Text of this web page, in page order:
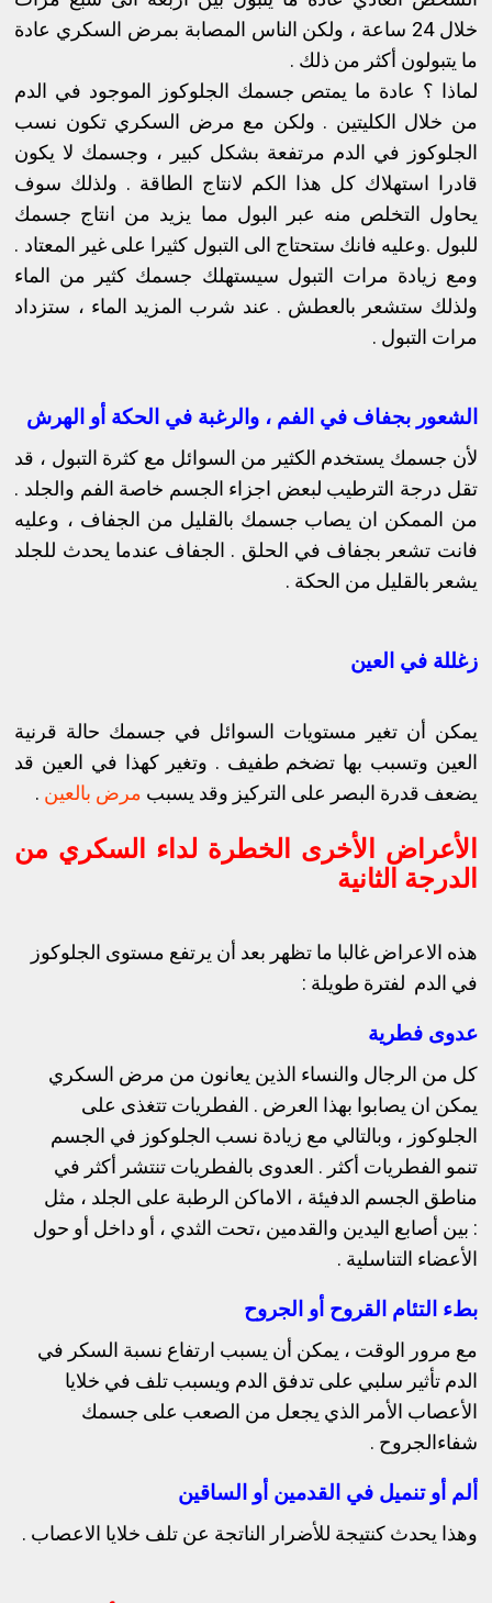
خلال 24 ساعة ، ولكن الناس المصابة بمرض السكري عادة
ما يتبولون أكثر من ذلك .
لماذا ؟ عادة ما يمتص جسمك الجلوكوز الموجود في الدم
من خلال الكليتين . ولكن مع مرض السكري تكون نسب
الجلوكوز في الدم مرتفعة بشكل كبير ، وجسمك لا يكون
قادرا استهلاك كل هذا الكم لانتاج الطاقة . ولذلك سوف
يحاول التخلص منه عبر البول مما يزيد من انتاج جسمك
للبول .وعليه فانك ستحتاج الى التبول كثيرا على غير المعتاد .
ومع زيادة مرات التبول سيستهلك جسمك كثير من الماء
ولذلك ستشعر بالعطش . عند شرب المزيد الماء ، ستزداد
مرات التبول .
الشعور بجفاف في الفم ، والرغبة في الحكة أو الهرش
لأن جسمك يستخدم الكثير من السوائل مع كثرة التبول ، قد
تقل درجة الترطيب لبعض اجزاء الجسم خاصة الفم والجلد .
من الممكن ان يصاب جسمك بالقليل من الجفاف ، وعليه
فانت تشعر بجفاف في الحلق . الجفاف عندما يحدث للجلد
يشعر بالقليل من الحكة .
زغللة في العين
يمكن أن تغير مستويات السوائل في جسمك حالة قرنية
العين وتسبب بها تضخم طفيف . وتغير كهذا في العين قد
يضعف قدرة البصر على التركيز وقد يسبب مرض بالعين .
الأعراض الأخرى الخطرة لداء السكري من
الدرجة الثانية
هذه الاعراض غالبا ما تظهر بعد أن يرتفع مستوى الجلوكوز
في الدم لفترة طويلة :
عدوى فطرية
كل من الرجال والنساء الذين يعانون من مرض السكري
يمكن ان يصابوا بهذا العرض . الفطريات تتغذى على
الجلوكوز ، وبالتالي مع زيادة نسب الجلوكوز في الجسم
تنمو الفطريات أكثر . العدوى بالفطريات تنتشر أكثر في
مناطق الجسم الدفيئة ، الاماكن الرطبة على الجلد ، مثل
: بين أصابع اليدين والقدمين ،تحت الثدي ، أو داخل أو حول
الأعضاء التناسلية .
بطء التئام القروح أو الجروح
مع مرور الوقت ، يمكن أن يسبب ارتفاع نسبة السكر في
الدم تأثير سلبي على تدفق الدم ويسبب تلف في خلايا
الأعصاب الأمر الذي يجعل من الصعب على جسمك
شفاءالجروح .
ألم أو تنميل في القدمين أو الساقين
وهذا يحدث كنتيجة للأضرار الناتجة عن تلف خلايا الاعصاب .